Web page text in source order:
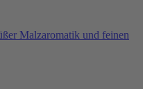
Malzaromatik und feinen